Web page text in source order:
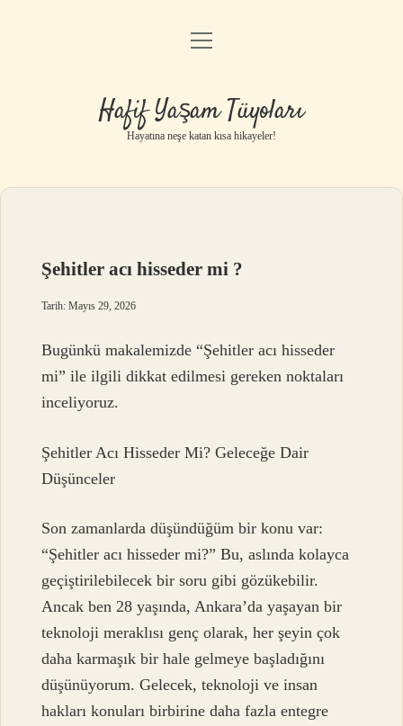
Anasayfa
Yasal Uyarı
menüyü
Hafif Yaşam Tüyoları
Hayatına neşe katan kısa hikayeler!
Şehitler acı hisseder mi ?
Tarih: Mayıs 29, 2026
Bugünkü makalemizde “Şehitler acı hisseder
mi” ile ilgili dikkat edilmesi gereken noktaları
inceliyoruz.
Şehitler Acı Hisseder Mi? Geleceğe Dair
Düşünceler
Son zamanlarda düşündüğüm bir konu var:
“Şehitler acı hisseder mi?” Bu, aslında kolayca
geçiştirilebilecek bir soru gibi gözükebilir.
Ancak ben 28 yaşında, Ankara’da yaşayan bir
teknoloji meraklısı genç olarak, her şeyin çok
daha karmaşık bir hale gelmeye başladığını
düşünüyorum. Gelecek, teknoloji ve insan
hakları konuları birbirine daha fazla entegre